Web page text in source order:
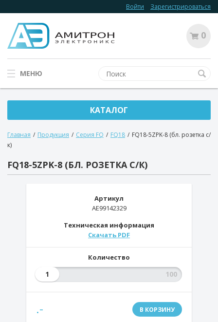
Войти Зарегистрироваться
0
МЕНЮ
КАТАЛОГ
Главная / Продукция / Серия FQ / FQ18 / FQ18-5ZPK-8 (бл. розетка с/
к)
FQ18-5ZPK-8 (БЛ. РОЗЕТКА С/К)
Артикул
AE99142329
Техническая информация
Скачать PDF
Количество
1
.- В КОРЗИНУ